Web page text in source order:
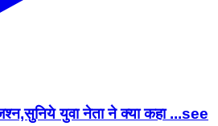
युवा नेता ने क्या कहा ...see